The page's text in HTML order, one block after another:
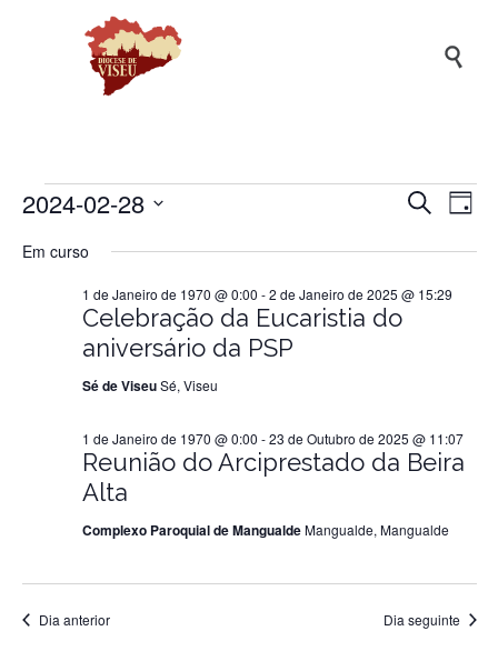

Eventos
Fevereiro
2024
e
Pesquisar
Dia
2024-02-28
a
Em curso
Celebração da Eucaristia do
aniversário da PSP
1 de Janeiro de 1970 @ 0:00 -2 de Janeiro de 2025 @ 15:29
Sé de ViseuSé, Viseu
Reunião do Arciprestado da Beira
Alta
1 de Janeiro de 1970 @ 0:00 -23 de Outubro de 2025 @ 11:07
Complexo Paroquial de MangualdeMangualde, Mangualde
Dia anterior Dia seguinte